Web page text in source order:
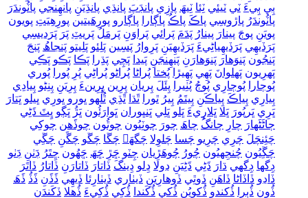
ٻِي ٻِيءَ ٽي ٽيئي ٽِئا ٽِيھَ پازِي پانڊَپَ پانڌِي پانڌِيَنِ پانھِنجي پاٽُوندَرَ
پاٽُوندَرُ پاڙوسِي پاڪَ پاڪُ پاڳارا پاڳارو پورِھَيتين پورِھِيَتِ پويون
پويَنِ پوڄَ پينارَ پينارُ پَدَمَ پَرائي پَراوَنِ پَرمَلُ پَريٽِ پَرَ پَرَديسِي
پَرَڏيھِي پَرَڏيھِياڻِيءَ پَرَڏيھِيَنِ پَرِوارُ پَسِين پَلِئو پَلِيتو پَنجاھُ پَنجَ
پَنجُون پَنوَھارَ پَنوَھارَنِ پَنھِنجَنِ پَيدا پَچِي پَڌِرا پَڪا پَڪو پَڪِي
پَھرِيون پَھلوانَ پَھِي پَھِيڙا پُختا پُراڻا پُراڻو پُراڻِي پُرِ پُورا
پُوري
پُوڄارا
پُوڄارِي پُوڄُ پُٺِيرا پِئَلَ پِريان پِرِين پِرِينءَ پِرِيَنِ پِنِڻو پِيادِي
پِيارِي پِياڪَ پِياڪَنِ پِيتَمُ پِيرُ ٿورا ٿَڌا ٿَڌِي ٿُلُهو ڀورو ڀورِي ڀيلو ڀَتارَ
ڀَرِي ڀَرپُورَ ڀَلا ڀَلارِيءَ ڀَلو ڀَلِي ڀَنڀوران ڀَوارَئُون ڀَڙُ ڀَڳو ڀِٽَ ڌَڻِي
ڄاڻَڻَھارَ چارِ چانگُ چاھَ چورَ چوٽِيُون چوٿُون چوڏَھن چوکِي
چَئِنچَلَ چَرِي چَرِيو چَسا چَلوِلا چَگهَہ چَڱا چَڱو چَڱَنِ چَڱِي
چَڱِيُون چُنجِهيُون چُورُ چُوھَڙِيان چِٽو ڇَڙِ ڇَھَ ڇَھُون ڇِتَرُ ڊَٺنِ ڊَٺو
ڊِگها ڊِگهي ڌارَ ڌَڻِي ڌَڻِيَنِ ڍولا ڍِلو ڍِينگَ ڏاتارَ ڏاتارَنِ ڏاتارُ ڏاتَرَ
ڏاڍو ڏاڏاڻا ڏاھَنِ ڏوٿِي ڏوھارِيَنِ ڏيٺاري ڏيٺارِئا ڏيھِي ڏَڏَنِ ڏَڏُ ڏَھَ
ڏُون ڏُٻِرا ڏُکندو ڏُکويُنِ ڏُکي ڏُکَندا ڏُکِي ڏُکِيءَ ڏُھلا ڏکَندَنِ